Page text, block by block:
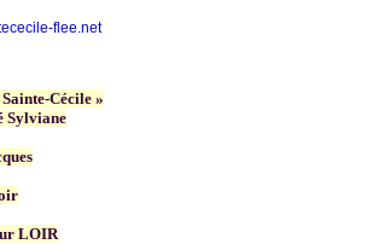
flee.net
Cécile »
Sylviane
LOIR